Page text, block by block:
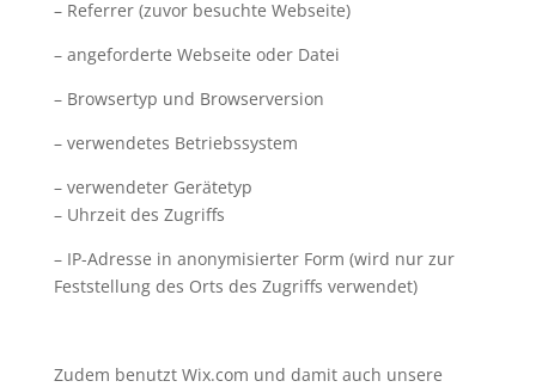
– Referrer (zuvor besuchte Webseite)
– angeforderte Webseite oder Datei
– Browsertyp und Browserversion
– verwendetes Betriebssystem
– verwendeter Gerätetyp
– Uhrzeit des Zugriffs
– IP-Adresse in anonymisierter Form (wird nur zur
Feststellung des Orts des Zugriffs verwendet)
Zudem benutzt Wix.com und damit auch unsere